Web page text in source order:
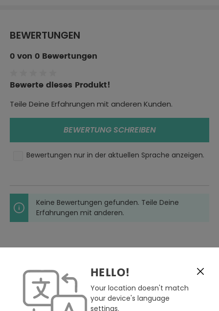
Leichte Polyester-Elasthan-Mischung mit
Ausrüstung für schnelles Trocknen und optimalen
Brust
Schutz in Fahrposition
Oberteile Typ:
Langarmshirts
Geschlecht:
Material:
Jahreszeit:
Sommer
Einsatzbereich:
BEWERTUNGEN
0 von 0 Bewertungen
Durchschnittliche Bewertung von 0 von 5 Sternen
Bewerte dieses Produkt!
Teile Deine Erfahrungen mit anderen Kunden.
BEWERTUNG SCHREIBEN
Bewertungen nur in der aktuellen Sprache anzeigen.
Keine Bewertungen gefunden. Teile Deine
Erfahrungen mit anderen.
HELLO!
Your location doesn't match
your device's language
settings.